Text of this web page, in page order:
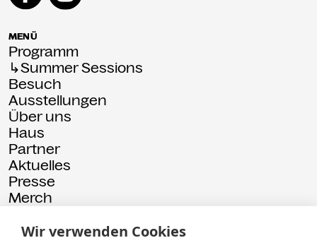
MENÜ
Programm
↳Summer Sessions
Besuch
Ausstellungen
Über uns
Haus
Partner
Aktuelles
Presse
Merch
© 2026 Kammgarn Impressum Datenschutz
Wir verwenden Cookies